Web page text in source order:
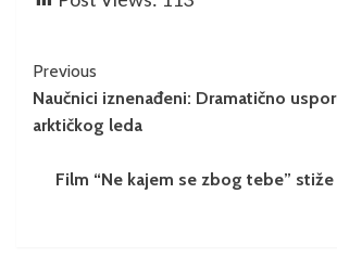
Previous
Naučnici iznenađeni: Dramatično
arktičkog leda
Film “Ne kajem se zbog tebe”